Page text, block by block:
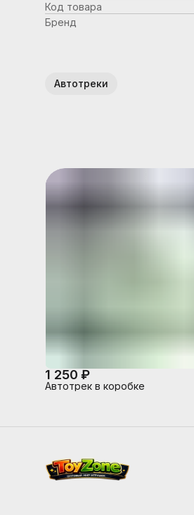
Код товара
Бренд
Автотреки
1 250 ₽
Автотрек в коробке